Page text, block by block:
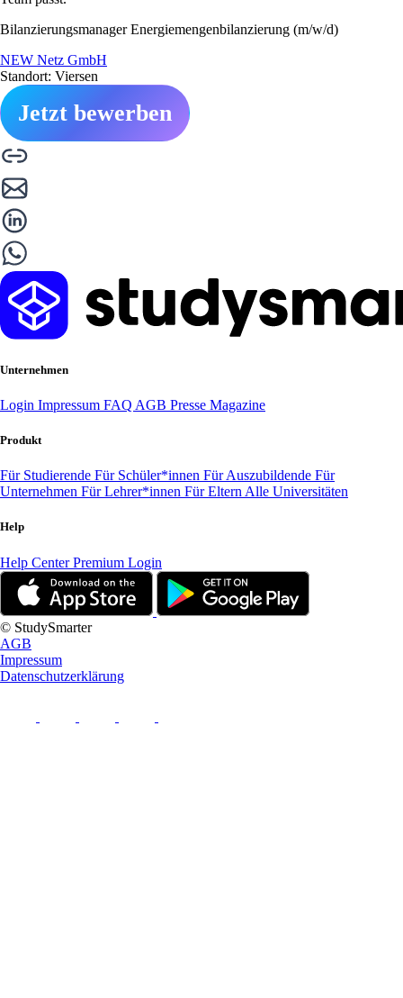
Bilanzierungsmanager Energiemengenbilanzierung (m/w/d)
NEW Netz GmbH
Standort: Viersen
Jetzt bewerben
Unternehmen
Login Impressum FAQ AGB Presse Magazine
Produkt
Für Studierende Für Schüler*innen Für Auszubildende Für
Unternehmen Für Lehrer*innen Für Eltern Alle Universitäten
Help
Help CenterPremium Login
© StudySmarter
AGB
Impressum
Datenschutzerklärung